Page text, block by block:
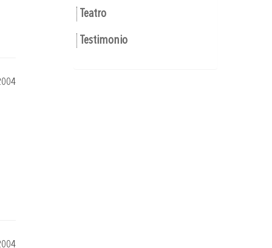
Teatro
Testimonio